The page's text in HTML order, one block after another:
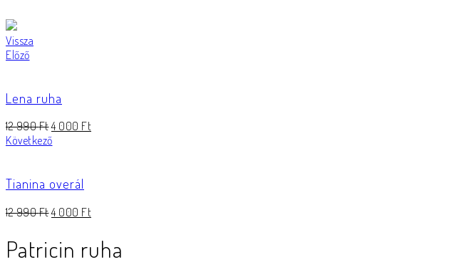
Vissza
Előző
Lena ruha
12 990Ft4 000 Ft
Következő
Tianina overál
12 990Ft4 000 Ft
Patricin ruha